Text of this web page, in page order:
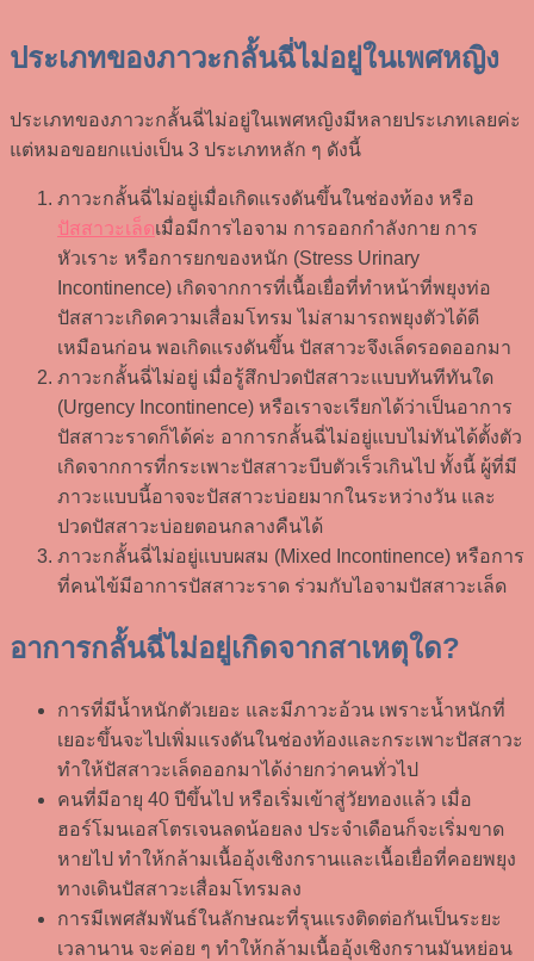
ประเภทของภาวะกลั้นฉี่ไม่อยู่ในเพศหญิง
ประเภทของภาวะกลั้นฉี่ไม่อยู่ในเพศหญิงมีหลายประเภทเลยค่ะ
แต่หมอขอยกแบ่งเป็น 3 ประเภทหลัก ๆ ดังนี้
ภาวะกลั้นฉี่ไม่อยู่เมื่อเกิดแรงดันขึ้นในช่องท้อง หรือ
ปัสสาวะเล็ดเมื่อมีการไอจาม การออกกำลังกาย การ
หัวเราะ หรือการยกของหนัก (Stress Urinary
Incontinence) เกิดจากการที่เนื้อเยื่อที่ทำหน้าที่พยุงท่อ
ปัสสาวะเกิดความเสื่อมโทรม ไม่สามารถพยุงตัวได้ดี
เหมือนก่อน พอเกิดแรงดันขึ้น ปัสสาวะจึงเล็ดรอดออกมา
ภาวะกลั้นฉี่ไม่อยู่ เมื่อรู้สึกปวดปัสสาวะแบบทันทีทันใด
(Urgency Incontinence) หรือเราจะเรียกได้ว่าเป็นอาการ
ปัสสาวะราดก็ได้ค่ะ อาการกลั้นฉี่ไม่อยู่แบบไม่ทันได้ตั้งตัว
เกิดจากการที่กระเพาะปัสสาวะบีบตัวเร็วเกินไป ทั้งนี้ ผู้ที่มี
ภาวะแบบนี้อาจจะปัสสาวะบ่อยมากในระหว่างวัน และ
ปวดปัสสาวะบ่อยตอนกลางคืนได้
ภาวะกลั้นฉี่ไม่อยู่แบบผสม (Mixed Incontinence) หรือการ
ที่คนไข้มีอาการปัสสาวะราด ร่วมกับไอจามปัสสาวะเล็ด
อาการกลั้นฉี่ไม่อยู่เกิดจากสาเหตุใด?
การที่มีน้ำหนักตัวเยอะ และมีภาวะอ้วน เพราะน้ำหนักที่
เยอะขึ้นจะไปเพิ่มแรงดันในช่องท้องและกระเพาะปัสสาวะ
ทำให้ปัสสาวะเล็ดออกมาได้ง่ายกว่าคนทั่วไป
คนที่มีอายุ 40 ปีขึ้นไป หรือเริ่มเข้าสู่วัยทองแล้ว เมื่อ
ฮอร์โมนเอสโตรเจนลดน้อยลง ประจำเดือนก็จะเริ่มขาด
หายไป ทำให้กล้ามเนื้ออุ้งเชิงกรานและเนื้อเยื่อที่คอยพยุง
ทางเดินปัสสาวะเสื่อมโทรมลง
การมีเพศสัมพันธ์ในลักษณะที่รุนแรงติดต่อกันเป็นระยะ
เวลานาน จะค่อย ๆ ทำให้กล้ามเนื้ออุ้งเชิงกรานมันหย่อน